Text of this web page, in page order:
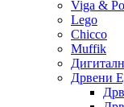
Viga &
Lego
Chicco
Muffik
Дрвени